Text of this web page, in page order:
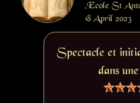
,Ecole St
18 April 2023
Spectacle et
dans